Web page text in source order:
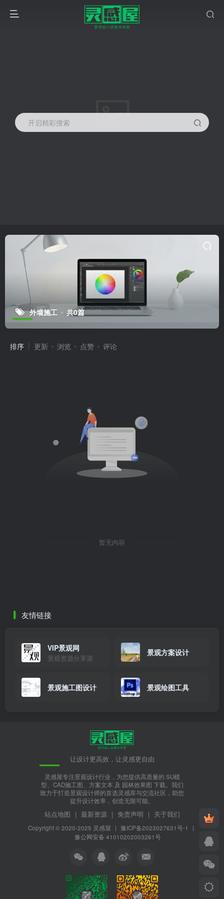
开启精彩搜索
外墙施工 共0篇
排序 更新 浏览 点赞 评论
暂无内容
友情链接
VIP景观网
景观资源分享源
景观方案设计
景观施工图设计 景观绘图工具
让设计更高效，让灵感更自由
灵感屋专注景观设计行业，为您提供高质量的 SU模
型、CAD施工图、方案文本 及 园林效果图 下载。我们
致力于打造景观设计师的首选灵感库与交流社区，助您
提升设计效率，创造无限可能。
站点地图 | 最新资源 | 免责声明 | 关于我们
Copyright © 2020-2025 灵感屋 | 豫ICP备2023027631号-1
|
豫公网安备 41010202003261号